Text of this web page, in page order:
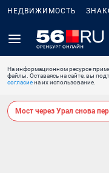
НЕДВИЖИМОСТЬ
На информационном ресурсе
файлы. Оставаясь на сайте, вы
согласиена их использование.
Мост через Урал снова